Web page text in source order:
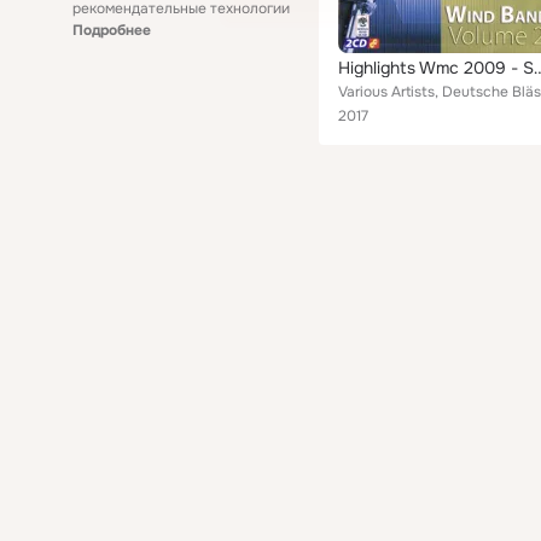
рекомендательные технологии
Подробнее
Highlights Wmc
2017